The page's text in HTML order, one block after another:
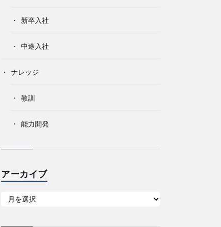
新卒入社
中途入社
ナレッジ
教訓
能力開発
アーカイブ